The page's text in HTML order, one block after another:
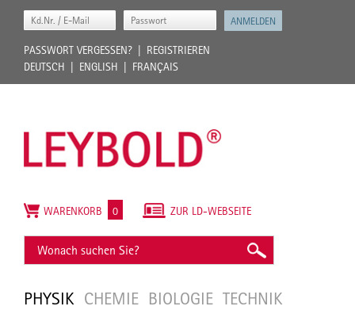
PASSWORT VERGESSEN?
REGISTRIEREN
DEUTSCH
ENGLISH FRANÇAIS
PHYSIK CHEMIE BIOLOGIE TECHNIK
ZUR LD-WEBSEITE
WARENKORB 0